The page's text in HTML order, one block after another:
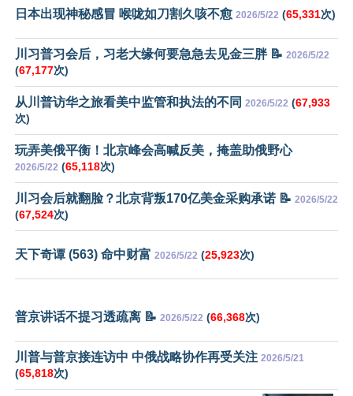
日本出现神秘感冒 喉咙如刀割久咳不愈 2026/5/22 (65,331次)
川习普习会后，习老大缘何要急急去见金三胖 📝 2026/5/22
(67,177次)
从川普访华之旅看美中监管和执法的不同 2026/5/22 (67,933
次)
玩弄美俄平衡！北京峰会高喊反美，掩盖助俄野心
2026/5/22 (65,118次)
川习会后就翻脸？北京背叛170亿美金采购承诺 📝 2026/5/22
(67,524次)
天下奇谭 (563) 命中财富 2026/5/22 (25,923次)
普京讲话不提习透疏离 📝 2026/5/22 (66,368次)
川普与普京接连访中 中俄战略协作再受关注 2026/5/21
(65,818次)